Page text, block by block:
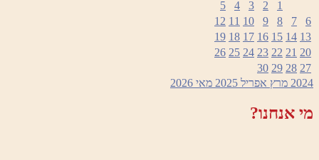
1
2
3
4
5
6
7
8
9
10
11
12
13
14
15
16
17
18
19
20
21
22
23
24
25
26
27
28
29
30
2024 מרץ אפריל 2025 מאי 2026
מי אנחנו?